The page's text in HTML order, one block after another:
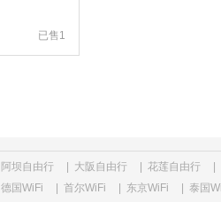
已售1
阿坝自由行 大阪自由行 花莲自由行
德国WiFi 首尔WiFi 东京WiFi 泰国